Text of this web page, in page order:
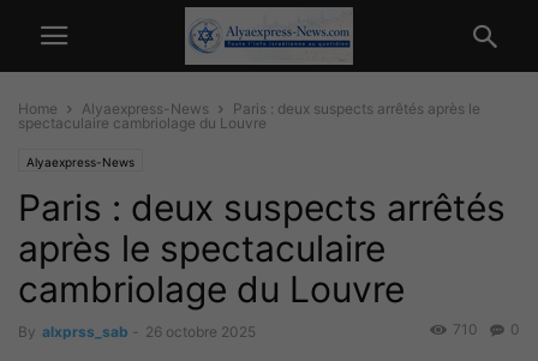
Home Alyaexpress-News
Paris : deux suspects arrêtés après le
spectaculaire cambriolage du Louvre
Alyaexpress-News
Paris : deux suspects arrêtés
après le spectaculaire
cambriolage du Louvre
By alxprss_sab - 26 octobre 2025 0
710